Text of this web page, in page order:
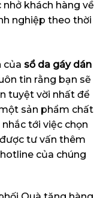
khách hàng về
nghiệp theo thời
của sổ da gáy dán
tin rằng bạn sẽ
tuyệt vời nhất để
sản phẩm chất
tới việc chọn
tư vấn thêm
của chúng